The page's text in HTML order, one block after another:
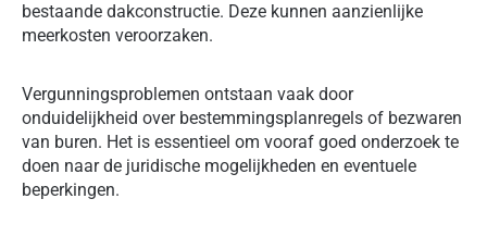
bestaande dakconstructie. Deze kunnen aanzienlijke
meerkosten veroorzaken.
Vergunningsproblemen ontstaan vaak door
onduidelijkheid over bestemmingsplanregels of bezwaren
van buren. Het is essentieel om vooraf goed onderzoek te
doen naar de juridische mogelijkheden en eventuele
beperkingen.